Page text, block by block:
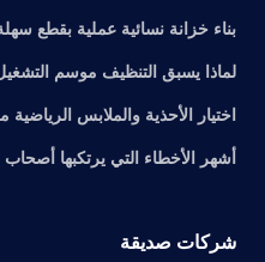
بناء خزانة نسائية عملية بقطع
لماذا يسبق التنظيف موسم
اختيار الأحذية والملابس
أشهر الأخطاء التي يرتكبها أصحاب
شركات صديقة